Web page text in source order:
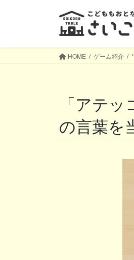
HOME ゲーム紹介
「アテッコ」─質問を重ねて、ついたての向こう
の言葉を